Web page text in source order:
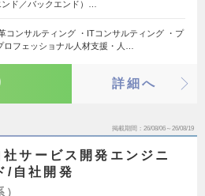
ド／バックエンド）…
コンサルティング ・ITコンサルティング ・プ
ロフェッショナル人材支援・人…
詳細へ
掲載期間 26/08/06～26/08/19
社サービス開発エンジニ
/自社開発